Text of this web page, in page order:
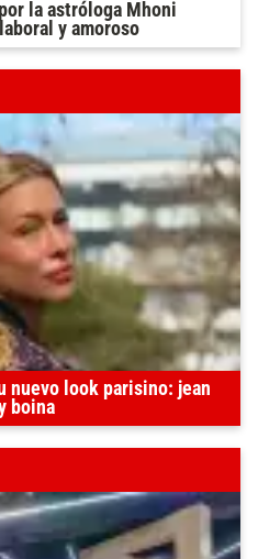
la astróloga Mhoni
y amoroso
nuevo look parisino: jean
boina